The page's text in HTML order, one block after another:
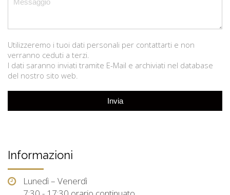
Utilizzeremo i tuoi dati personali per contattarti e non
verranno ceduti a terzi.
I dati saranno inviati tramite E-Mail e archiviati nel database
del nostro sito web.
Invia
Informazioni
Lunedì – Venerdì